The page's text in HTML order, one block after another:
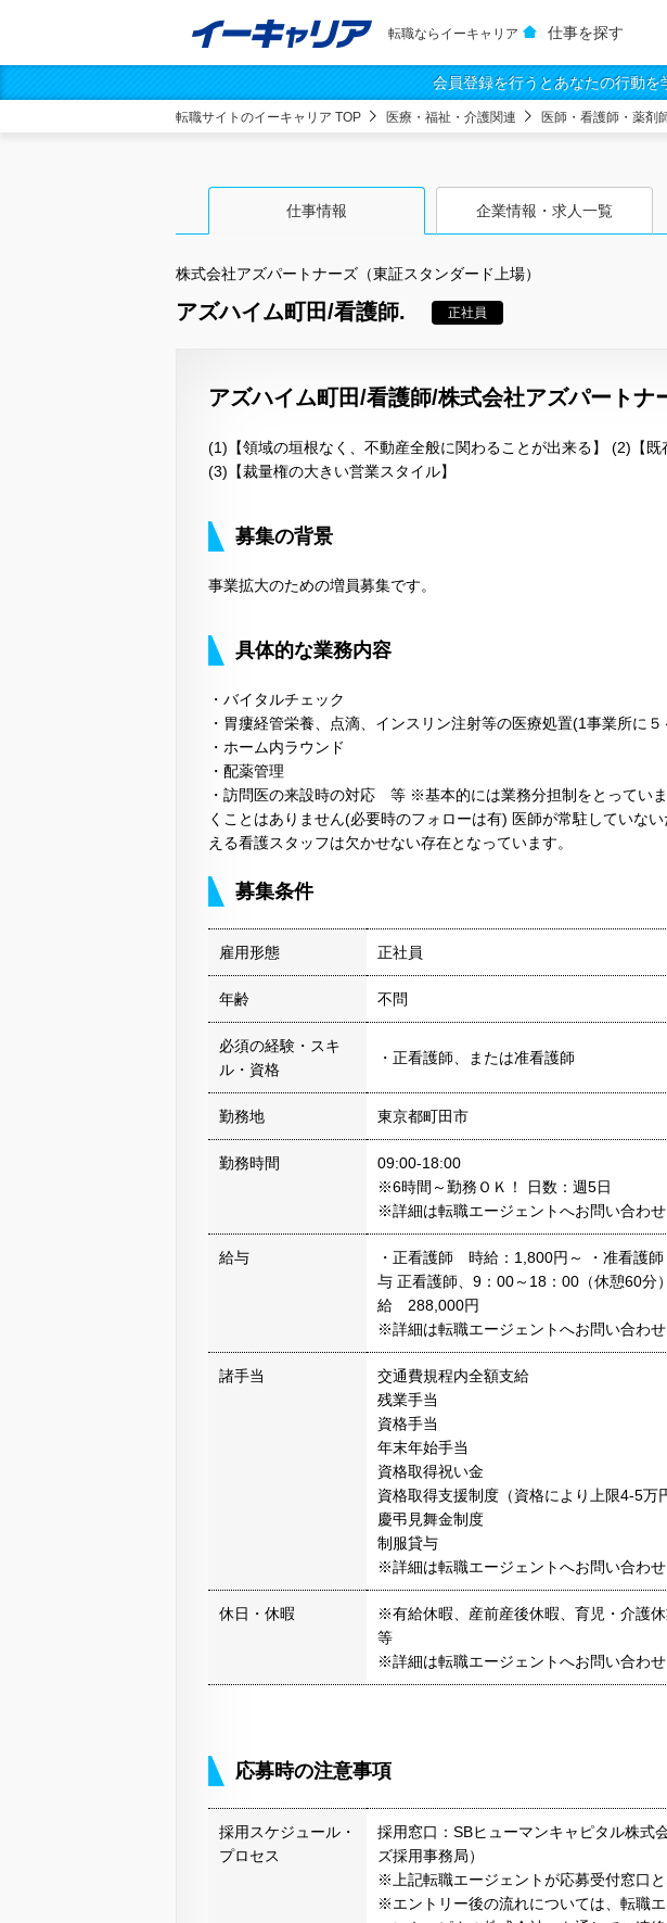
転職ならイーキャリア 仕事を探す
会員登録を行うとあなたの行動を
転職サイトのイーキャリア TOP 医療・福祉・介護関連 医師・看護師・薬剤
仕事情報 企業情報・求人一覧
株式会社アズパートナーズ（東証スタンダード上場）
アズハイム町田/看護師. 正社員
アズハイム町田/看護師/株式会社アズパートナ
(1)【領域の垣根なく、不動産全般に関わることが出来る】 (2)【既
(3)【裁量権の大きい営業スタイル】
募集の背景
事業拡大のための増員募集です。
具体的な業務内容
・バイタルチェック
・胃瘻経管栄養、点滴、インスリン注射等の医療処置(1事業所に
・ホーム内ラウンド
・配薬管理
・訪問医の来設時の対応 等 ※基本的には業務分担制をとってい
くことはありません(必要時のフォローは有) 医師が常駐していな
える看護スタッフは欠かせない存在となっています。
募集条件
雇用形態 正社員
年齢 不問
必須の経験・スキ
ル・資格
・正看護師、または准看護師
勤務地 東京都町田市
勤務時間
09:00-18:00
※6時間～勤務ＯＫ！ 日数：週5日
※詳細は転職エージェントへお問い合わせ
給与
・正看護師 時給：1,800円～ ・准看護
与 正看護師、9：00～18：00（休憩60
給 288,000円
※詳細は転職エージェントへお問い合わせ
諸手当
交通費規程内全額支給
残業手当
資格手当
年末年始手当
資格取得祝い金
資格取得支援制度（資格により上限4-5万
慶弔見舞金制度
制服貸与
※詳細は転職エージェントへお問い合わせ
休日・休暇
※有給休暇、産前産後休暇、育児・介護
等
※詳細は転職エージェントへお問い合わせ
応募時の注意事項
採用スケジュール・
プロセス
採用窓口：SBヒューマンキャピタル株式
ズ採用事務局）
※上記転職エージェントが応募受付窓口と
※エントリー後の流れについては、転職